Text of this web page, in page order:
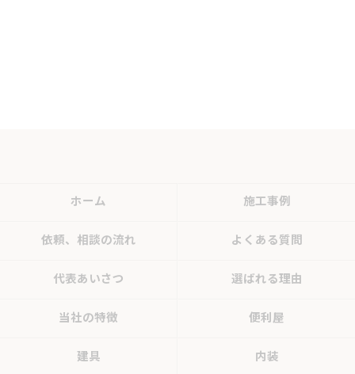
ホーム 施工事例
依頼、相談の流れ よくある質問
代表あいさつ 選ばれる理由
当社の特徴 便利屋
建具 内装